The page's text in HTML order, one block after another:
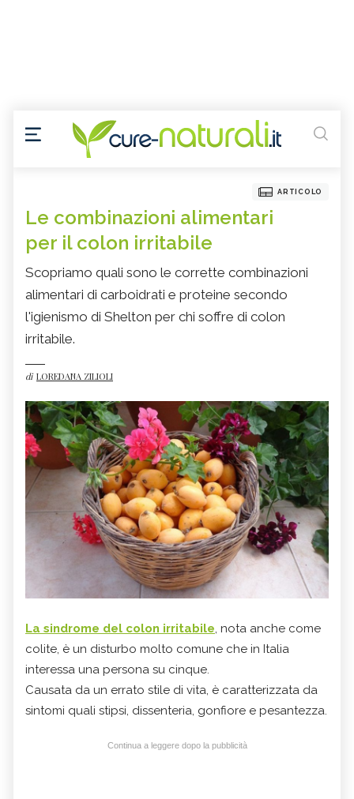
ARTICOLO
Le combinazioni alimentari
per il colon irritabile
Scopriamo quali sono le corrette combinazioni
alimentari di carboidrati e proteine secondo
l'igienismo di Shelton per chi soffre di colon
irritabile.
di LOREDANA ZILIOLI
La sindrome del colon irritabile, nota anche come
colite, è un disturbo molto comune che in Italia
interessa una persona su cinque.
Causata da un errato stile di vita, è caratterizzata da
sintomi quali stipsi, dissenteria, gonfiore e pesantezza.
Continua a leggere dopo la pubblicità